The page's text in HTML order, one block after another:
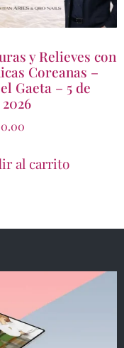
y Relieves con
Coreanas –
Gaeta – 5 de
al carrito